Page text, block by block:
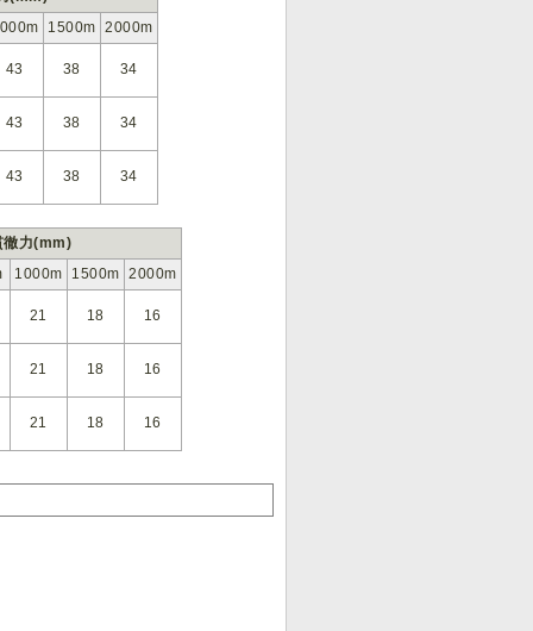
1500m 2000m
43 38 34
43 38 34
43 38 34
徹力(mm)
1000m 1500m 2000m
21 18 16
21 18 16
21 18 16